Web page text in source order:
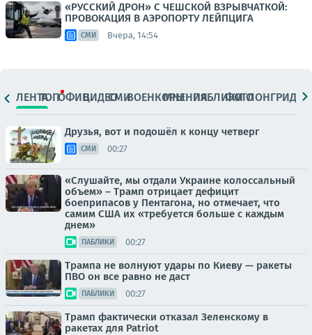
«РУССКИЙ ДРОН» С ЧЕШСКОЙ ВЗРЫВЧАТКОЙ:
ПРОВОКАЦИЯ В АЭРОПОРТУ ЛЕЙПЦИГА
СМИ Вчера, 14:54
ЛЕНТАТОПОФИЦ.ВИДЕОСМИВОЕНКОРЫМНЕНИЯПАБЛИКИ
ФОТОЛОНГРИДЫ
Друзья, вот и подошёл к концу четверг
СМИ 00:27
«Слушайте, мы отдали Украине колоссальный
объем» – Трамп отрицает дефицит
боеприпасов у Пентагона, но отмечает, что
самим США их «требуется больше с каждым
днем»
ПАБЛИКИ 00:27
Трампа не волнуют удары по Киеву — ракеты
ПВО он все равно не даст
ПАБЛИКИ 00:27
Трамп фактически отказал Зеленскому в
ракетах для Patriot